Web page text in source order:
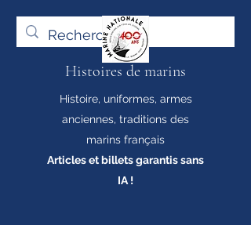
Histoires de marins
Histoire, uniformes, armes
anciennes, traditions des
marins français
Articles et billets garantis sans
IA !